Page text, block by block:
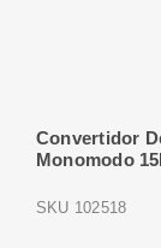
Convertidor
Monomodo
SKU 102518